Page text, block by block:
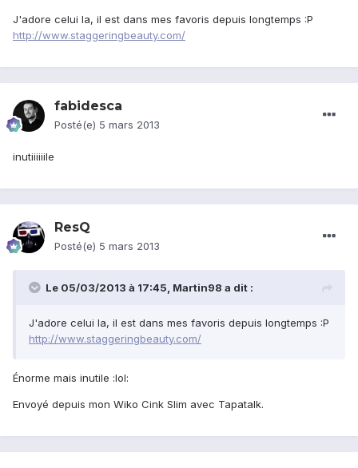
J'adore celui la, il est dans mes favoris depuis longtemps :P
http://www.staggeringbeauty.com/
fabidesca
Posté(e) 5 mars 2013
inutiiiiiile
ResQ
Posté(e) 5 mars 2013
Le 05/03/2013 à 17:45, Martin98 a dit :
J'adore celui la, il est dans mes favoris depuis longtemps :P
http://www.staggeringbeauty.com/
Énorme mais inutile :lol:
Envoyé depuis mon Wiko Cink Slim avec Tapatalk.